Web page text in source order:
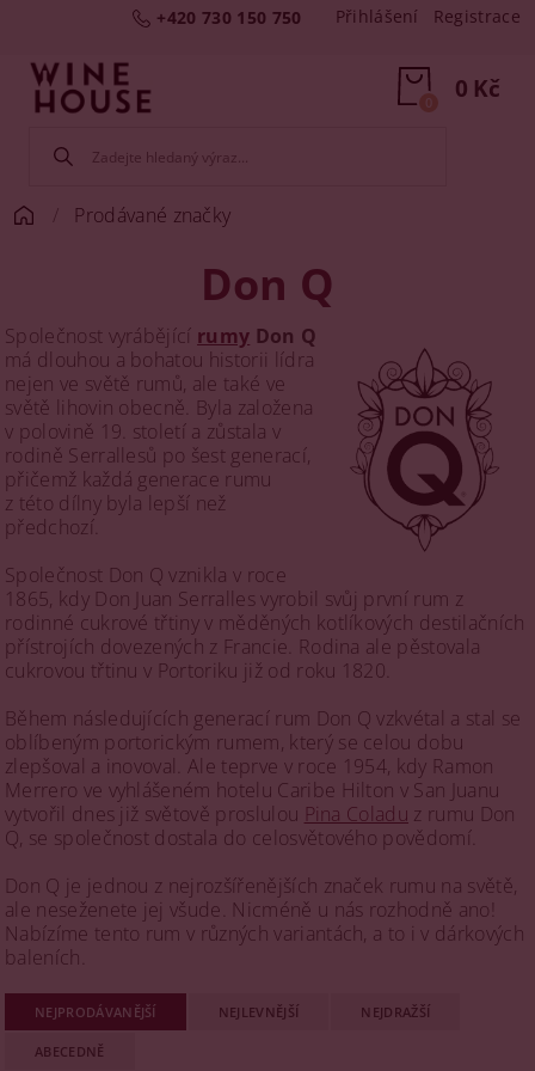
+420 730 150 750 Přihlášení Registrace
0 Kč
0
Prodávané značky
Don Q
Společnost vyrábějící rumy Don Q
má dlouhou a bohatou historii lídra
nejen ve světě rumů, ale také ve
světě lihovin obecně. Byla založena
v polovině 19. století a zůstala v
rodině Serrallesů po šest generací,
přičemž každá generace rumu
z této dílny byla lepší než
předchozí.
Společnost Don Q vznikla v roce
1865, kdy Don Juan Serralles vyrobil svůj první rum z
rodinné cukrové třtiny v měděných kotlíkových destilačních
přístrojích dovezených z Francie. Rodina ale pěstovala
cukrovou třtinu v Portoriku již od roku 1820.
Během následujících generací rum Don Q vzkvétal a stal se
oblíbeným portorickým rumem, který se celou dobu
zlepšoval a inovoval. Ale teprve v roce 1954, kdy Ramon
Merrero ve vyhlášeném hotelu Caribe Hilton v San Juanu
vytvořil dnes již světově proslulou Pina Coladu z rumu Don
Q, se společnost dostala do celosvětového povědomí.
Don Q je jednou z nejrozšířenějších značek rumu na světě,
ale neseženete jej všude. Nicméně u nás rozhodně ano!
Nabízíme tento rum v různých variantách, a to i v dárkových
baleních.
NEJPRODÁVANĚJŠÍ NEJLEVNĚJŠÍ NEJDRAŽŠÍ
ABECEDNĚ